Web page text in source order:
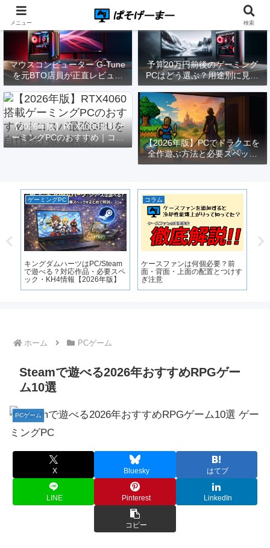
マウスコンピューター G-Tune
を元BTO店員が正直レビュー
｜実際どうなの？
予算20万円前後のゲーミング
PCはどう選ぶ？用途別に見る
構成と注意点【2026年版】
【2026年版】RTX4060搭載ゲ
ーミングPCのおすすめ｜コス
パ最強GPUを自作勢が徹底解
【2026年版】PCでドラクエを
全作遊ぶ方法と必要スペック
｜FF14勢がまとめてみた
ゲーミングPC
キングダムハーツはPC/Steam
で遊べる？対応作品・必要スペ
ック・KH4情報【2026年版】
コラム
ケースファンは何個必要？前
面・背面・上面の配置とつけす
ぎ注意
ホーム PCゲーム
Steamで遊べる2026年おすすめRPGゲー
ム10選
PCゲーム
X Bluesky はてブ
LINE Pinterest LinkedIn
コピー
メニュー 検索